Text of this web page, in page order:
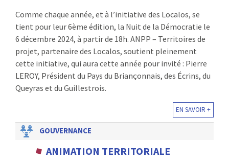
Comme chaque année, et à l’initiative des Localos, se
tient pour leur 6ème édition, la Nuit de la Démocratie le
6 décembre 2024, à partir de 18h. ANPP – Territoires de
projet, partenaire des Localos, soutient pleinement
cette initiative, qui aura cette année pour invité : Pierre
LEROY, Président du Pays du Briançonnais, des Écrins, du
Queyras et du Guillestrois.
EN SAVOIR +
GOUVERNANCE
ANIMATION TERRITORIALE